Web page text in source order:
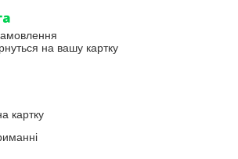
на вашу картку
картку